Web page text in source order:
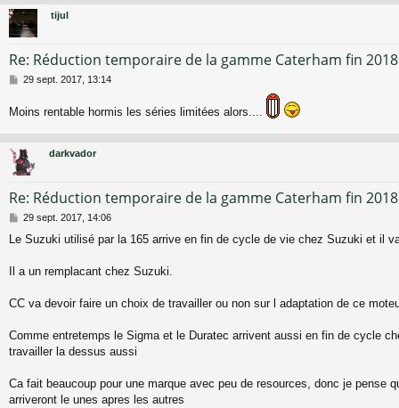
g
e
tijul
Re: Réduction temporaire de la gamme Caterham fin 2018
M
s
e
29 sept. 2017, 13:14
Moins rentable hormis les séries limitées alors....
darkvador
Re: Réduction temporaire de la gamme Caterham fin 2018
M
s
a
e
29 sept. 2017, 14:06
Le Suzuki utilisé par la 165 arrive en fin de cycle de vie chez Suzuki et il
Il a un remplacant chez Suzuki.
CC va devoir faire un choix de travailler ou non sur l adaptation de ce
Comme entretemps le Sigma et le Duratec arrivent aussi en fin de cycle
travailler la dessus aussi
Ca fait beaucoup pour une marque avec peu de resources, donc je pense
arriveront le unes apres les autres